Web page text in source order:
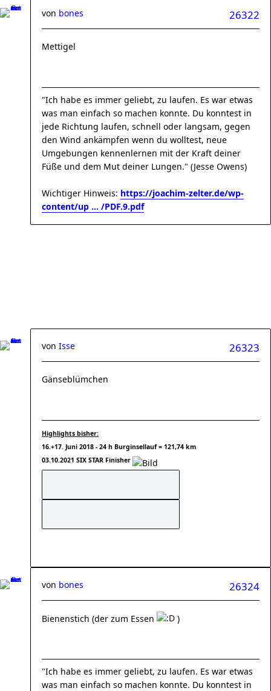
26322
von bones
Mettigel
"Ich habe es immer geliebt, zu laufen. Es war etwas
was man einfach so machen konnte. Du konntest in
jede Richtung laufen, schnell oder langsam, gegen
den Wind ankämpfen wenn du wolltest, neue
Umgebungen kennenlernen mit der Kraft deiner
Füße und dem Mut deiner Lungen." (Jesse Owens)
Wichtiger Hinweis: https://joachim-zelter.de/wp-
content/up ... /PDF.9.pdf
26323
von Isse
Gänseblümchen
Highlights bisher:
16.+17. Juni 2018 - 24 h Burginsellauf = 121,74 km
03.10.2021 SIX STAR Finisher
26324
von bones
Bienenstich (der zum Essen )
"Ich habe es immer geliebt, zu laufen. Es war etwas
was man einfach so machen konnte. Du konntest in